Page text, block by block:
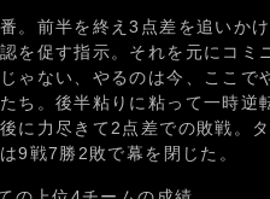
。前半を終え3点差を追いか
を促す指示。それを元にコミ
ゃない、やるのは今、ここ
ち。後半粘りに粘って一時逆
に力尽きて2点差での敗戦。
9戦7勝2敗で幕を閉じた。